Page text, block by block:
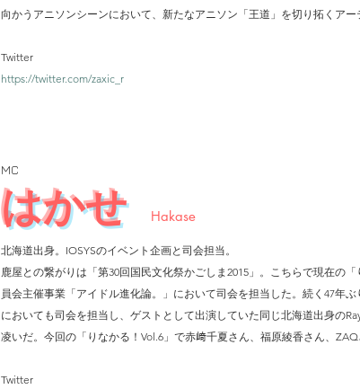
向かうアニソンシーンにおいて、新たなアニソン「王道」を切り拓くアー
Twitter
https://twitter.com/zaxic_r
MC
はかせ Hakase
北海道出身。IOSYSのイベント企画と司会担当。
鹿屋との繋がりは「第30回国民文化祭かごしま2015」。こちらで現在の
員会主催事業「アイドル進化論。」において司会を担当した。続く47年ぶ
においても司会を担当し、ゲストとして出演していた同じ北海道出身の
凌いだ。今回の「りなかる！Vol.6」で赤﨑千夏さん、福原綾香さん、
Twitter